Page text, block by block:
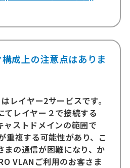
成上の注意点はありま
レイヤー2サービスです。
てレイヤー２で接続する
ャストドメインの範囲で
重複する可能性があり、こ
まの通信が困難になり、か
VLANご利用のお客さま